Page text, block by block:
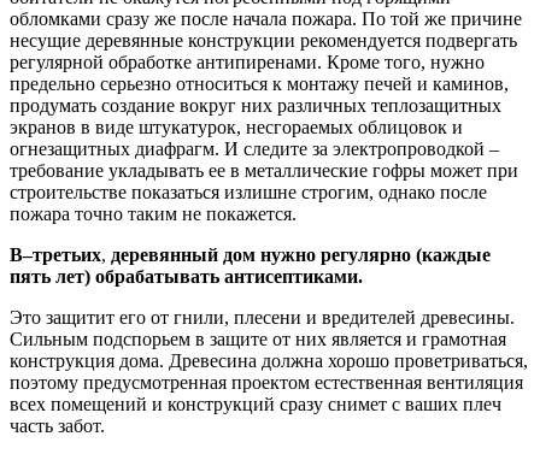
обломками сразу же после начала пожара. По той же причине
несущие деревянные конструкции рекомендуется подвергать
регулярной обработке антипиренами. Кроме того, нужно
предельно серьезно относиться к монтажу печей и каминов,
продумать создание вокруг них различных теплозащитных
экранов в виде штукатурок, несгораемых облицовок и
огнезащитных диафрагм. И следите за электропроводкой –
требование укладывать ее в металлические гофры может при
строительстве показаться излишне строгим, однако после
пожара точно таким не покажется.
В–третьих, деревянный дом нужно регулярно (каждые
пять лет) обрабатывать антисептиками.
Это защитит его от гнили, плесени и вредителей древесины.
Сильным подспорьем в защите от них является и грамотная
конструкция дома. Древесина должна хорошо проветриваться,
поэтому предусмотренная проектом естественная вентиляция
всех помещений и конструкций сразу снимет с ваших плеч
часть забот.